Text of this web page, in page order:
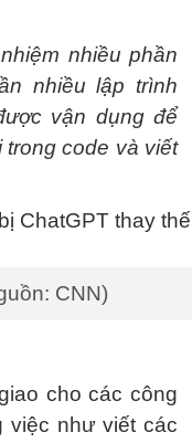
nhiều phần
nhiều lập trình
vận dụng để
trong code và viết
CNN)
cho các công
việc như viết các